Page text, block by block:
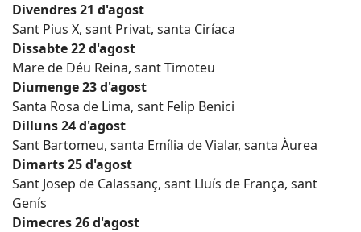
Divendres 21 d'agost
Sant Pius X, sant Privat, santa Ciríaca
Dissabte 22 d'agost
Mare de Déu Reina, sant Timoteu
Diumenge 23 d'agost
Santa Rosa de Lima, sant Felip Benici
Dilluns 24 d'agost
Sant Bartomeu, santa Emília de Vialar, santa Àurea
Dimarts 25 d'agost
Sant Josep de Calassanç, sant Lluís de França, sant
Genís
Dimecres 26 d'agost